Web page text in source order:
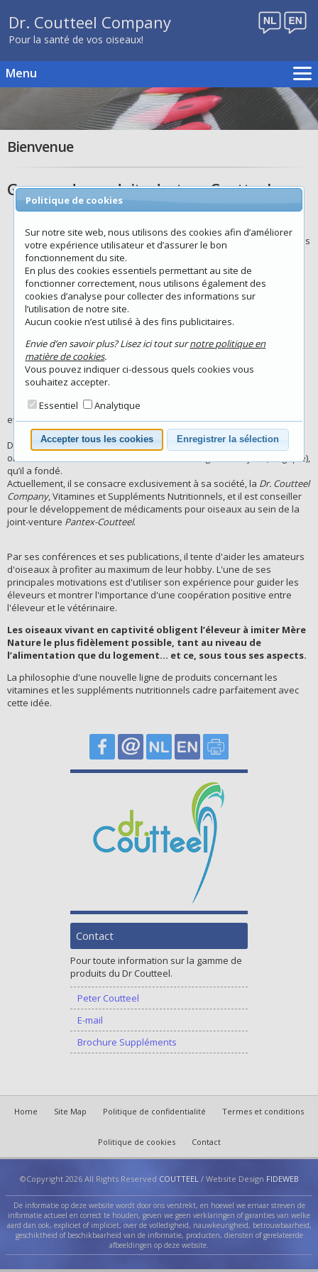
Dr. Coutteel Company
Pour la santé de vos oiseaux!
Menu
Schémas d'élevage
Distributeurs
Boutique en ligne
Bienvenue
Gamme de produits docteur Coutteel
Dr Peter Coutteela obtenu son
diplôme de médecine vétérinaire à
l’Université de Gand en 1983. Depuis
mis l’accent sur le domaine des
oiseaux. Sa participation à des
nombreux congrès dans le monde
connaissances professionnelles.
Celles-ci ne se limitent pas aux
espèces ornithologiques les plus
éventail très diversifié. Ses
et il a aimé à entraîner de nombreux collègues.
Depuis 2000, il était pendant 20 ans exclusivement vétérinaire pour
oiseaux au centre de médecine vétérinaire
à Nijlen (Belgique),
qu’il a fondé.
Actuellement, il se consacre exclusivement à sa société, la Dr. Coutteel
Company, Vitamines et Suppléments Nutritionnels, et il est conseiller
pour le développement de médicaments pour oiseaux au sein de la
joint-venture Pantex-Coutteel.
Par ses conférences et ses publications, il tente d'aider les amateurs
d'oiseaux à profiter au maximum de leur hobby. L'une de ses
principales motivations est d'utiliser son expérience pour guider les
éleveurs et montrer l'importance d'une coopération positive entre
l'éleveur et le vétérinaire.
Les oiseaux vivant en captivité obligent l’éleveur à imiter Mère
Nature le plus fidèlement possible, tant au niveau de
l’alimentation que du logement… et ce, sous tous ses aspects.
La philosophie d'une nouvelle ligne de produits concernant les
vitamines et les suppléments nutritionnels cadre parfaitement avec
cette idée.
Contact
Pour toute information sur la gamme de
produits du Dr Coutteel.
Peter Coutteel
E-mail
Brochure Suppléments
Home Site Map Politique de confidentialité Termes et conditions
Politique de cookies Contact
©Copyright 2026 All Rights Reserved COUTTEEL / Website Design FIDEWEB
De informatie op deze website wordt door ons verstrekt, en hoewel we ernaar streven de
informatie actueel en correct te houden, geven we geen verklaringen of garanties van welke
aard dan ook, expliciet of impliciet, over de volledigheid, nauwkeurigheid, betrouwbaarheid,
geschiktheid of beschikbaarheid van de informatie, producten, diensten of gerelateerde
afbeeldingen op deze website.
Politique de cookies
Sur notre site web, nous utilisons des cookies afin d’améliorer
votre expérience utilisateur et d’assurer le bon
fonctionnement du site.
En plus des cookies essentiels permettant au site de
fonctionner correctement, nous utilisons également des
cookies d’analyse pour collecter des informations sur
l’utilisation de notre site.
Aucun cookie n’est utilisé à des fins publicitaires.
Envie d’en savoir plus? Lisez ici tout surnotre politique en
matière de cookies.
Vous pouvez indiquer ci-dessous quels cookies vous
souhaitez accepter.
Essentiel
Analytique
Accepter tous les cookies Enregistrer la sélection